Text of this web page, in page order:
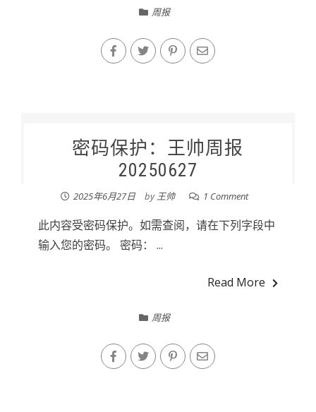
周报
密码保护：王帅周报
20250627
2025年6月27日 by王帅 1 Comment
此内容受密码保护。如需查阅，请在下列字段中
输入您的密码。 密码： ...
Read More
周报